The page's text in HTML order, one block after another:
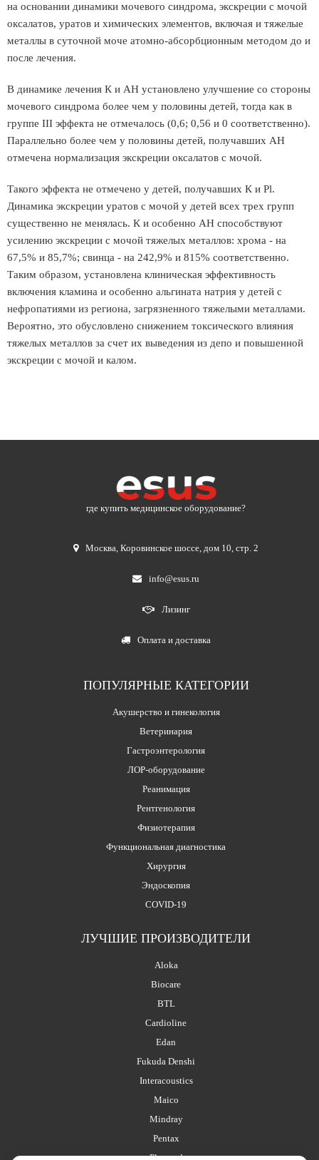
на основании динамики мочевого синдрома, экскреции с мочой
оксалатов, уратов и химических элементов, включая и тяжелые
металлы в суточной моче атомно-абсорбционным методом до и
после лечения.
В динамике лечения К и АН установлено улучшение со стороны
мочевого синдрома более чем у половины детей, тогда как в
группе III эффекта не отмечалось (0,6; 0,56 и 0 соответственно).
Параллельно более чем у половины детей, получавших АН
отмечена нормализация экскреции оксалатов с мочой.
Такого эффекта не отмечено у детей, получавших К и Pl.
Динамика экскреции уратов с мочой у детей всех трех групп
существенно не менялась. К и особенно АН способствуют
усилению экскреции с мочой тяжелых металлов: хрома - на
67,5% и 85,7%; свинца - на 242,9% и 815% соответственно.
Таким образом, установлена клиническая эффективность
включения кламина и особенно альгината натрия у детей с
нефропатиями из региона, загрязненного тяжелыми металлами.
Вероятно, это обусловлено снижением токсического влияния
тяжелых металлов за счет их выведения из депо и повышенной
экскреции с мочой и калом.
где купить медицинское оборудование?
Москва,Коровинское шоссе, дом 10, стр. 2
info@esus.ru
Лизинг
Оплата и доставка
ПОПУЛЯРНЫЕ КАТЕГОРИИ
Акушерство и гинекология
Ветеринария
Гастроэнтерология
ЛОР-оборудование
Реанимация
Рентгенология
Физиотерапия
Функциональная диагностика
Хирургия
Эндоскопия
COVID-19
ЛУЧШИЕ ПРОИЗВОДИТЕЛИ
Aloka
Biocare
BTL
Cardioline
Edan
Fukuda Denshi
Interacoustics
Maico
Mindray
Pentax
Planmed